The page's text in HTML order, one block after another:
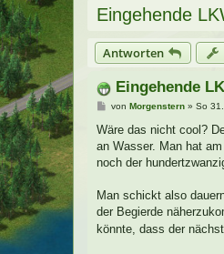
Eingehende
Antworten
Eingehende
B
i
r
a
von Morgenstern» So
Wäre das nicht cool?
an Wasser. Man hat
noch der
Man schickt also
der Begierde
könnte, dass der